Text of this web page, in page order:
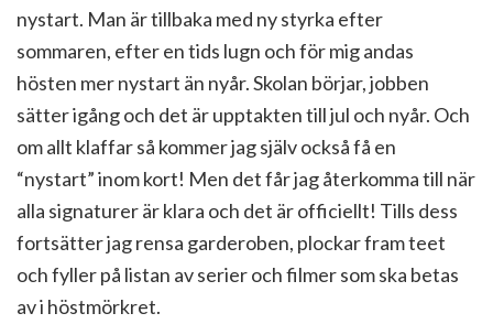
nystart. Man är tillbaka med ny styrka efter
sommaren, efter en tids lugn och för mig andas
hösten mer nystart än nyår. Skolan börjar, jobben
sätter igång och det är upptakten till jul och nyår. Och
om allt klaffar så kommer jag själv också få en
“nystart” inom kort! Men det får jag återkomma till när
alla signaturer är klara och det är officiellt! Tills dess
fortsätter jag rensa garderoben, plockar fram teet
och fyller på listan av serier och filmer som ska betas
av i höstmörkret.